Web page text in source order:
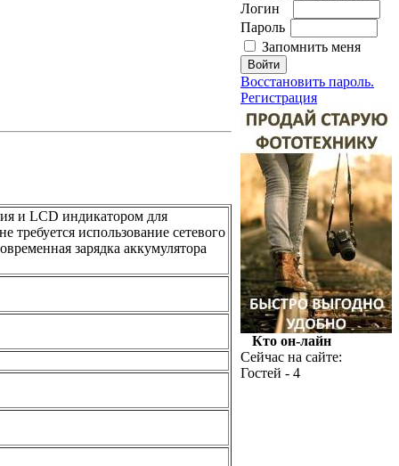
и LCD индикатором для
использование сетевого
зарядка аккумулятора
Логин
Пароль
Запомнить меня
Восстановить пароль.
Регистрация
Кто он-лайн
Сейчас на сайте:
Гостей - 4